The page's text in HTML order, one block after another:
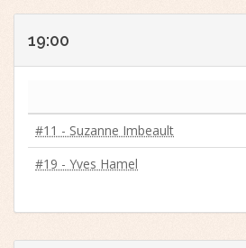
19:00
#11 - Suzanne Imbeault
#19 - Yves Hamel